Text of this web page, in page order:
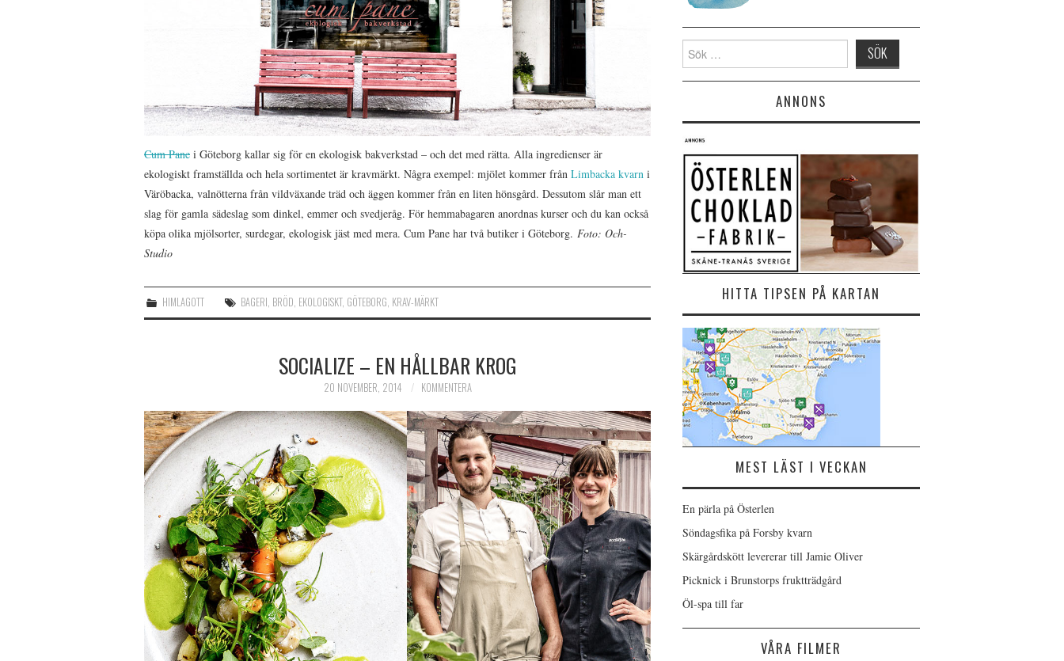
Cum Pane i Göteborg kallar sig för en ekologisk bakverkstad – och det med rätta. Alla ingredienser är
ekologiskt framställda och hela sortimentet är kravmärkt. Några exempel: mjölet kommer från Limbacka kvarn i
Väröbacka, valnötterna från vildväxande träd och äggen kommer från en liten hönsgård. Dessutom slår man ett
slag för gamla sädeslag som dinkel, emmer och svedjeråg. För hemmabagaren anordnas kurser och du kan också
köpa olika mjölsorter, surdegar, ekologisk jäst med mera. Cum Pane har två butiker i Göteborg. Foto: Och-
Studio
HIMLAGOTT BAGERI, BRÖD, EKOLOGISKT, GÖTEBORG, KRAV-MÄRKT
SOCIALIZE – EN HÅLLBAR KROG
20 NOVEMBER, 2014 KOMMENTERA
Search for:
ANNONS
HITTA TIPSEN PÅ KARTAN
MEST LÄST I VECKAN
En pärla på Österlen
Söndagsfika på Forsby kvarn
Skärgårdskött levererar till Jamie Oliver
Picknick i Brunstorps fruktträdgård
Öl-spa till far
VÅRA FILMER